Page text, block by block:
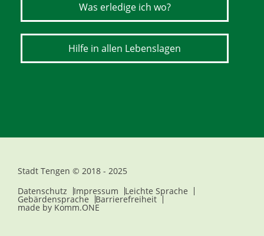
Was erledige ich wo?
Hilfe in allen Lebenslagen
Stadt Tengen © 2018 - 2025
Datenschutz
Impressum Leichte Sprache
Gebärdensprache Barrierefreiheit
made by Komm.ONE